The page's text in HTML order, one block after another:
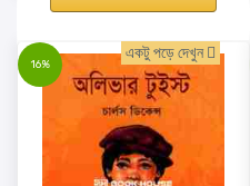
16%
একটু পড়ে দেখুন